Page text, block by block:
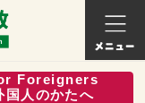
ホームページ
くらし
Foreigners
国人のかたへ